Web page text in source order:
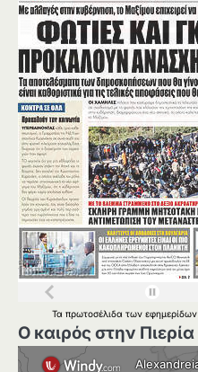
Τα πρωτοσέλιδα των εφημερίδων
Ο καιρός στην Πιερία